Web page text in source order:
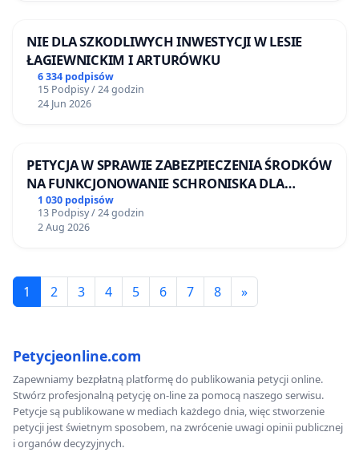
NIE DLA SZKODLIWYCH INWESTYCJI W LESIE
ŁAGIEWNICKIM I ARTURÓWKU
6 334 podpisów
15 Podpisy / 24 godzin
24 Jun 2026
PETYCJA W SPRAWIE ZABEZPIECZENIA ŚRODKÓW
NA FUNKCJONOWANIE SCHRONISKA DLA
BEZDOMNYCH ZWIERZĄT W SKARYSZEWIE
1 030 podpisów
13 Podpisy / 24 godzin
2 Aug 2026
1 2 3 4 5 6 7 8 »
Petycjeonline.com
Zapewniamy bezpłatną platformę do publikowania petycji online.
Stwórz profesjonalną petycję on-line za pomocą naszego serwisu.
Petycje są publikowane w mediach każdego dnia, więc stworzenie
petycji jest świetnym sposobem, na zwrócenie uwagi opinii publicznej
i organów decyzyjnych.